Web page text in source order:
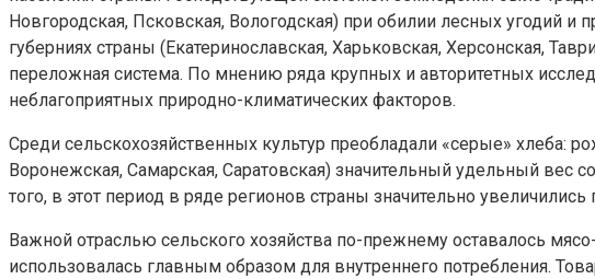
Новгородская, Псковская, Вологодская) при обилии лесных угодий
губерниях страны (Екатеринославская, Харьковская, Херсонская,
переложная система. По мнению ряда крупных и авторитетных
неблагоприятных природно-климатических факторов.
Среди сельскохозяйственных культур преобладали «серые» хлеба:
Воронежская, Самарская, Саратовская) значительный удельный
того, в этот период в ряде регионов страны значительно
Важной отраслью сельского хозяйства по-прежнему оставалось
использовалась главным образом для внутреннего потребления.